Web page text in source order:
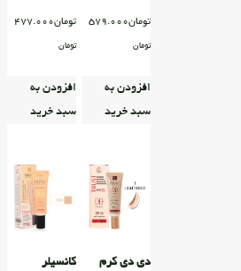
تومان579.000
تومان
افزودن به
سبد خرید
تومان477.000
تومان
افزودن به
سبد خرید
دی دی کرم
کانسیلر